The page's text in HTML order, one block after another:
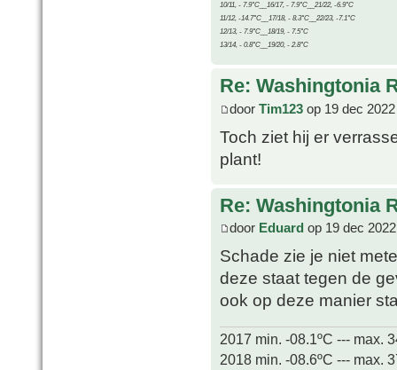
10/11, - 7.9°C__16/17, - 7.9°C__21/22, -6.9°C
11/12, -14.7°C__17/18, - 8.3°C__22/23, -7.1°C
12/13, - 7.9°C__18/19, - 7.5°C
13/14, - 0.8°C__19/20, - 2.8°C
Re: Washingtonia
door Tim123 op 19 dec
Toch ziet hij er
plant!
Re: Washingtonia
door Eduard op 19 dec
Schade zie je niet
deze staat tegen de
ook op deze manier
2017 min. -08.1ºC --- max.
2018 min. -08.6ºC --- max.